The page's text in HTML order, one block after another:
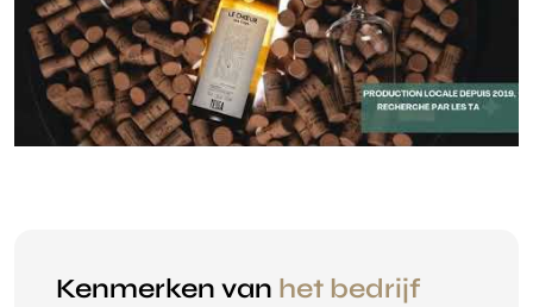
Kenmerken van het bedrijf